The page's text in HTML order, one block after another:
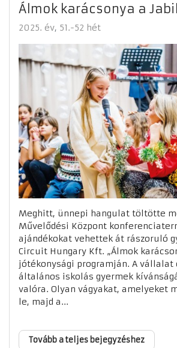
Álmok karácsonya a
2025. év 51.-52 hét
Meghitt, ünnepi hangulat töltötte
Művelődési Központ
ajándékokat vehettek át rászoruló
Circuit Hungary Kft. „Álmok
jótékonysági programján. A vállalat
általános iskolás gyermek
valóra. Olyan vágyakat, amelyeket
le, majd a...
Tovább a teljes bejegyzéshez